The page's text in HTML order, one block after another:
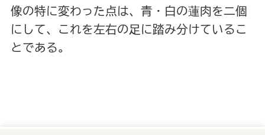
像の特に変わった点は、青・白の蓮肉を二個
にして、これを左右の足に踏み分けているこ
とである。